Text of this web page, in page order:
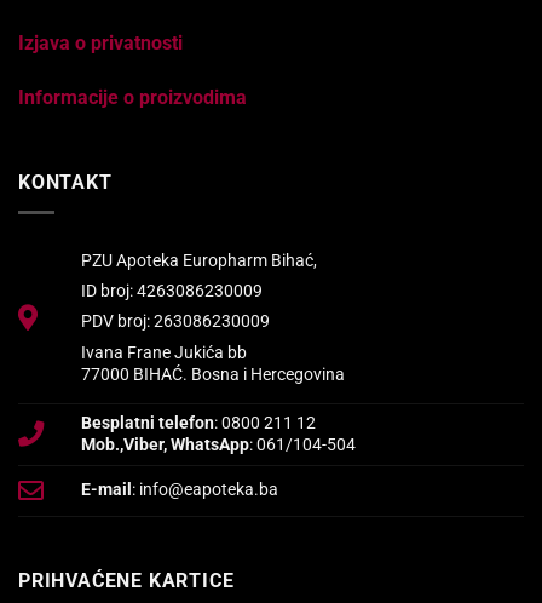
Izjava o privatnosti
Informacije o proizvodima
KONTAKT
PZU Apoteka Europharm Bihać,
ID broj: 4263086230009
PDV broj: 263086230009
Ivana Frane Jukića bb
77000 BIHAĆ. Bosna i Hercegovina
Besplatni telefon: 0800 211 12
Mob.,Viber, WhatsApp: 061/104-504
E-mail : info@eapoteka.ba
PRIHVAĆENE KARTICE